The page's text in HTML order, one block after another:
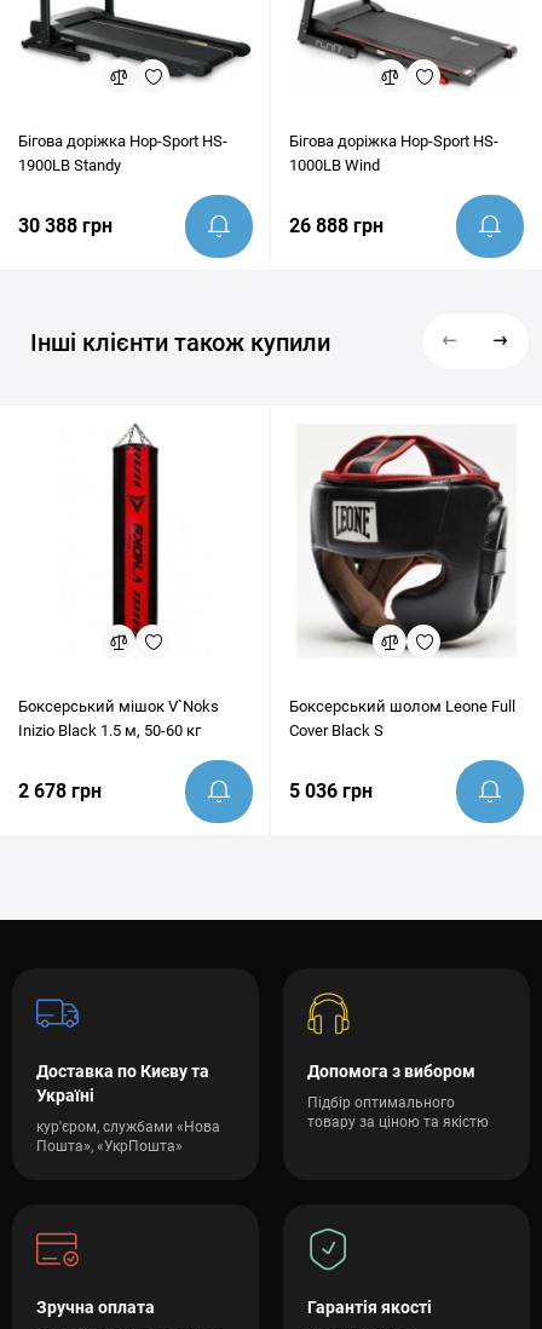
Бігова доріжка Hop-Sport HS-
1900LB Standy
30 388 грн
Бігова доріжка Hop-Sport HS-
1000LB Wind
26 888 грн
Інші клієнти також купили
Боксерський мішок V`Noks
Inizio Black 1.5 м, 50-60 кг
2 678 грн
Боксерський шолом Leone Full
Cover Black S
5 036 грн
Доставка по Києву та
Україні
кур'єром, службами «Нова
Пошта», «УкрПошта»
Допомога з вибором
Підбір оптимального
товару за ціною та якістю
Зручна оплата Гарантія якості